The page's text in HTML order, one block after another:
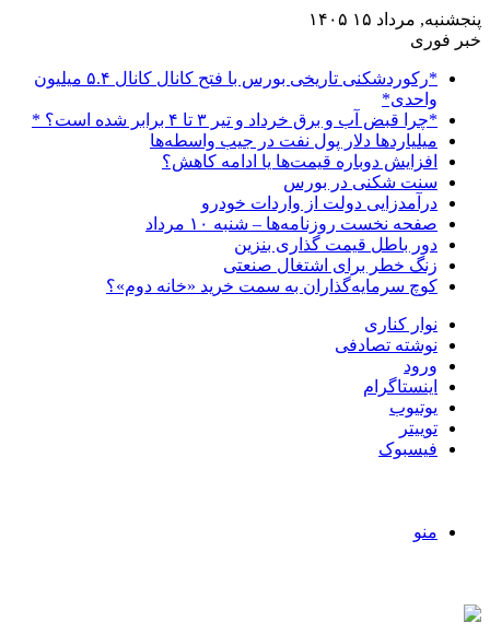
پنجشنبه, مرداد ۱۵ ۱۴۰۵
خبر فوری
*رکوردشکنی تاریخی بورس با فتح کانال کانال ۵.۴ میلیون
واحدی*
*چرا قبض آب و برق خرداد و تیر ۳ تا ۴ برابر شده است؟ *
میلیاردها دلار پول نفت در جیب واسطه‌ها
افزایش دوباره قیمت‌ها یا ادامه کاهش؟
سنت شکنی در بورس
درآمدزایی دولت از واردات خودرو
صفحه نخست روزنامه‌ها – شنبه ۱۰ مرداد
دور باطل قیمت گذاری بنزین
زنگ خطر برای اشتغال صنعتی
کوچ سرمایه‌گذاران به سمت خرید «خانه دوم»؟
نوار کناری
نوشته تصادفی
ورود
اینستاگرام
یوتیوب
توییتر
فیسبوک
منو